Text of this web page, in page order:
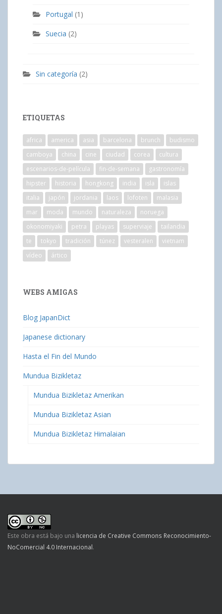
Portugal (1)
Suecia (2)
Sin categoría (2)
ETIQUETAS
africa america asia barcelona brunch
budismo
camboya
china cine ciudad corea
cultura
escenarios-de-película
fin-de-semana
gastronomía
hipster
historia hongkong india isla
islas
italia
japón jordania laos lofoten
malasia
mar
moda mundo naturaleza
noruega
okonomiyaki
petra playas superviaje
tailandia
te
tokyo tradición túnez vesteralen
vietnam
vídeo
ártico
WEBS AMIGAS
Blog JapanDict
Japanese dictionary
Hasta el Fin del Mundo
Mundua Bizikletaz
Mundua Bizikletaz Amerikan
Mundua Bizikletaz Asian
Mundua Bizikletaz Himalaian
Este obra está bajo una licencia de Creative Commons Reconocimiento-
NoComercial 4.0 Internacional.